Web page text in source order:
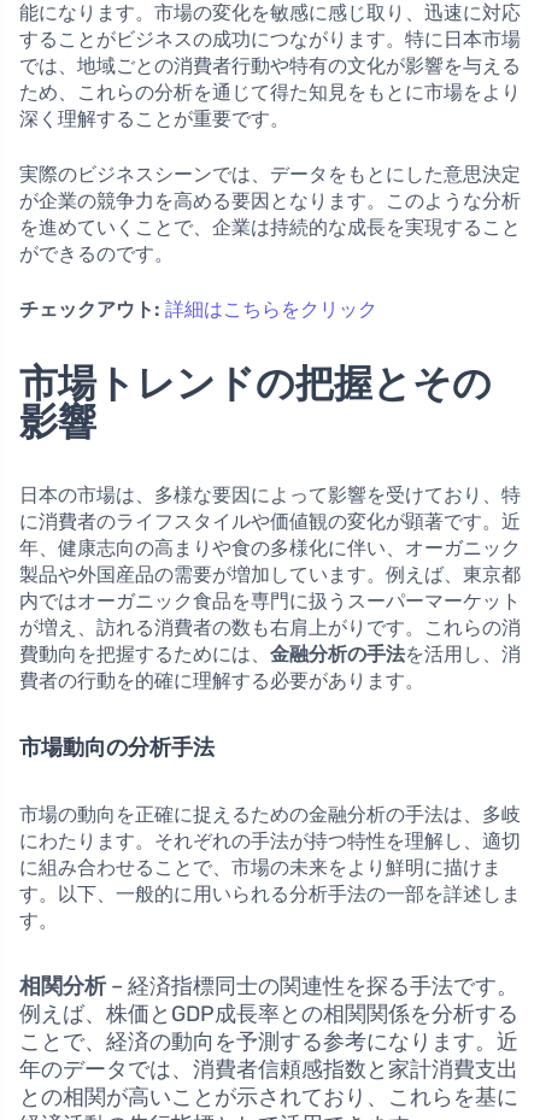
能になります。市場の変化を敏感に感じ取り、迅速に対応
することがビジネスの成功につながります。特に日本市場
では、地域ごとの消費者行動や特有の文化が影響を与える
ため、これらの分析を通じて得た知見をもとに市場をより
深く理解することが重要です。
実際のビジネスシーンでは、データをもとにした意思決定
が企業の競争力を高める要因となります。このような分析
を進めていくことで、企業は持続的な成長を実現すること
ができるのです。
チェックアウト: 詳細はこちらをクリック
市場トレンドの把握とその
影響
日本の市場は、多様な要因によって影響を受けており、特
に消費者のライフスタイルや価値観の変化が顕著です。近
年、健康志向の高まりや食の多様化に伴い、オーガニック
製品や外国産品の需要が増加しています。例えば、東京都
内ではオーガニック食品を専門に扱うスーパーマーケット
が増え、訪れる消費者の数も右肩上がりです。これらの消
費動向を把握するためには、 金融分析の手法を活用し、消
費者の行動を的確に理解する必要があります。
市場動向の分析手法
市場の動向を正確に捉えるための金融分析の手法は、多岐
にわたります。それぞれの手法が持つ特性を理解し、適切
に組み合わせることで、市場の未来をより鮮明に描けま
す。以下、一般的に用いられる分析手法の一部を詳述しま
す。
相関分析– 経済指標同士の関連性を探る手法です。
例えば、株価とGDP成長率との相関関係を分析する
ことで、経済の動向を予測する参考になります。近
年のデータでは、消費者信頼感指数と家計消費支出
との相関が高いことが示されており、これらを基に